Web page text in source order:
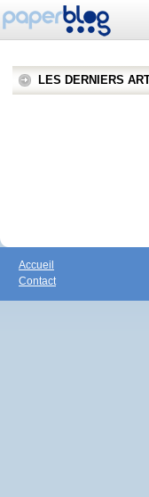
LES DERNIERS
Accueil
Contact